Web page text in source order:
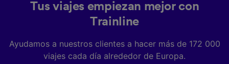
Tus viajes empiezan mejor con
Trainline
Ayudamos a nuestros clientes a hacer más de 172 000
viajes cada día alrededor de Europa.